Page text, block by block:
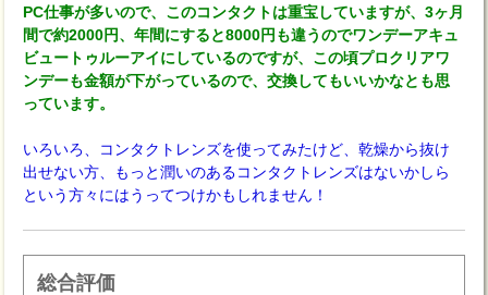
PC仕事が多いので、このコンタクトは重宝していますが、3ヶ月
間で約2000円、年間にすると8000円も違うのでワンデーアキュ
ビュートゥルーアイにしているのですが、この頃プロクリアワ
ンデーも金額が下がっているので、交換してもいいかなとも思
っています。
いろいろ、コンタクトレンズを使ってみたけど、乾燥から抜け
出せない方、もっと潤いのあるコンタクトレンズはないかしら
という方々にはうってつけかもしれません！
総合評価